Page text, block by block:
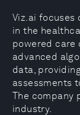
Viz.ai focuses
in the
powered care
advanced
data,
assessments
The company
industry.